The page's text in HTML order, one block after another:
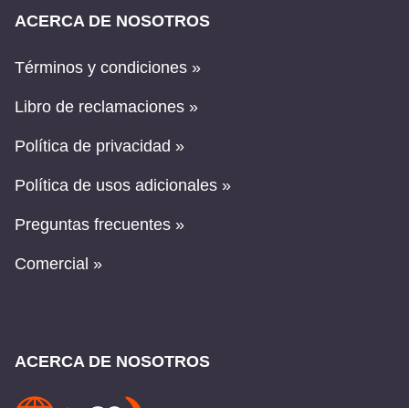
ACERCA DE NOSOTROS
Términos y condiciones »
Libro de reclamaciones »
Política de privacidad »
Política de usos adicionales »
Preguntas frecuentes »
Comercial »
ACERCA DE NOSOTROS